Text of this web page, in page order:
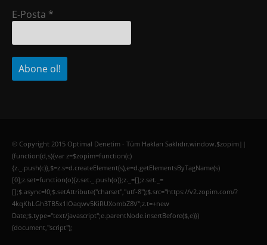
E-Posta *
© Copyright 2015 Optimal Denetim - Tüm Hakları Saklıdır.window.$zopim||
(function(d,s){var z=$zopim=function(c)
{z._.push(c)},$=z.s=d.createElement(s),e=d.getElementsByTagName(s)
[0];z.set=function(o){z.set._.push(o)};z._=[];z.set._=
[];$.async=!0;$.setAttribute("charset","utf-8");$.src="https://v2.zopim.com/?
4kqKhLGh3TB5x1lOaqwv5KiRUXombZ8V";z.t=+new
Date;$.type="text/javascript";e.parentNode.insertBefore($,e)})
(document,"script");